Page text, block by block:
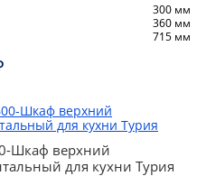
300 мм
360 мм
715 мм
Шкаф верхний
для кухни Турия